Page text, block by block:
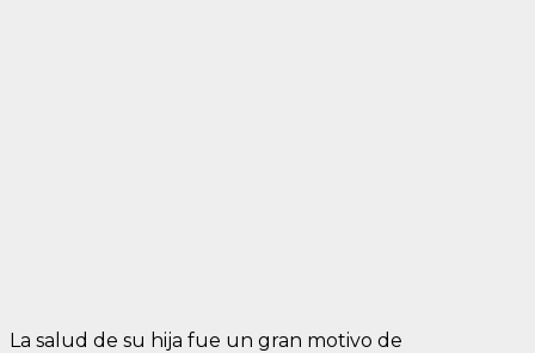
La salud de su hija fue un gran motivo de